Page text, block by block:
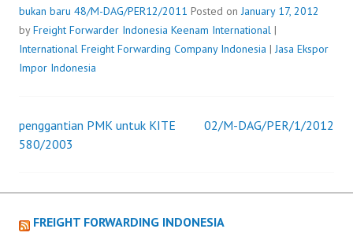
48/M-
DAG/PER12/2011
bukan baru 48/M-DAG/PER12/2011 Posted onJanuary 17, 2012
byFreight Forwarder Indonesia Keenam International |
International Freight Forwarding Company Indonesia |Jasa Ekspor
Impor Indonesia
Post
penggantian PMK untuk KITE
580/2003
02/M-DAG/PER/1/2012
FREIGHT FORWARDING INDONESIA